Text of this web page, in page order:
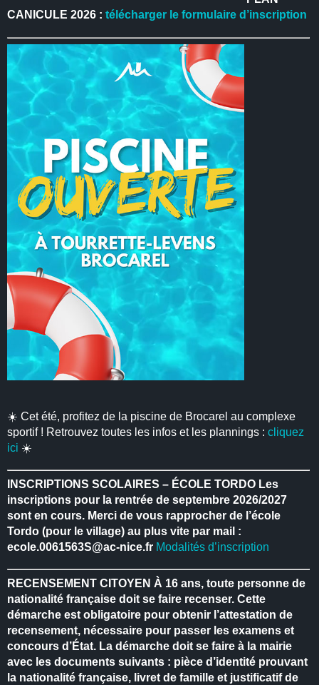
CANICULE 2026 :télécharger le formulaire d’inscription
☀️ Cet été, profitez de la piscine de Brocarel au complexe
sportif ! Retrouvez toutes les infos et les plannings :cliquez
ici ☀️
INSCRIPTIONS SCOLAIRES – ÉCOLE TORDO Les
inscriptions pour la rentrée de septembre 2026/2027
sont en cours. Merci de vous rapprocher de l’école
Tordo (pour le village) au plus vite par mail :
ecole.0061563S@ac-nice.fr Modalités d’inscription
RECENSEMENT CITOYEN À 16 ans, toute personne de
nationalité française doit se faire recenser. Cette
démarche est obligatoire pour obtenir l’attestation de
recensement, nécessaire pour passer les examens et
concours d’État. La démarche doit se faire à la mairie
avec les documents suivants : pièce d’identité prouvant
la nationalité française, livret de famille et justificatif de